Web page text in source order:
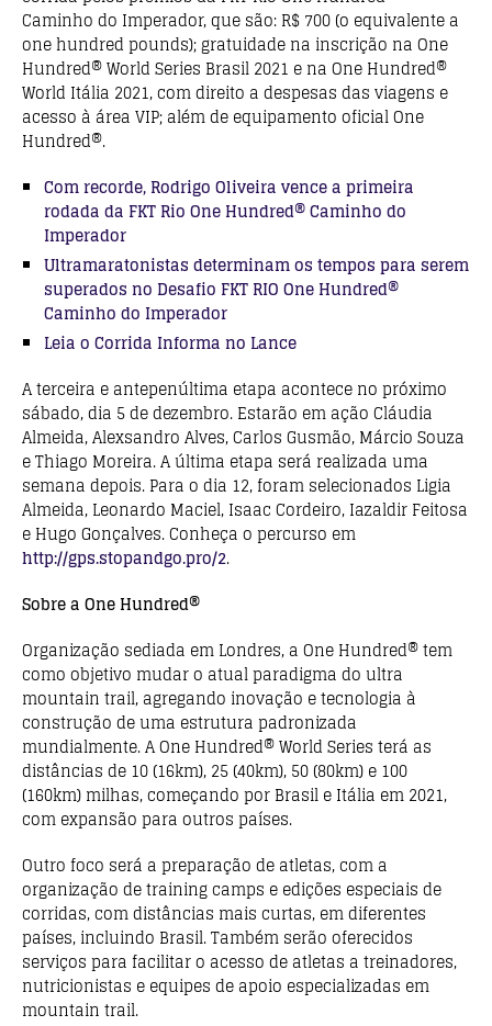
Caminho do Imperador, que são: R$ 700 (o equivalente a
one hundred pounds); gratuidade na inscrição na One
Hundred® World Series Brasil 2021 e na One Hundred®
World Itália 2021, com direito a despesas das viagens e
acesso à área VIP; além de equipamento oficial One
Hundred®.
Com recorde, Rodrigo Oliveira vence a primeira
rodada da FKT Rio One Hundred® Caminho do
Imperador
Ultramaratonistas determinam os tempos para serem
superados no Desafio FKT RIO One Hundred®
Caminho do Imperador
Leia o Corrida Informa no Lance
A terceira e antepenúltima etapa acontece no próximo
sábado, dia 5 de dezembro. Estarão em ação Cláudia
Almeida, Alexsandro Alves, Carlos Gusmão, Márcio Souza
e Thiago Moreira. A última etapa será realizada uma
semana depois. Para o dia 12, foram selecionados Ligia
Almeida, Leonardo Maciel, Isaac Cordeiro, Iazaldir Feitosa
e Hugo Gonçalves. Conheça o percurso em
http://gps.stopandgo.pro/2.
Sobre a One Hundred®
Organização sediada em Londres, a One Hundred® tem
como objetivo mudar o atual paradigma do ultra
mountain trail, agregando inovação e tecnologia à
construção de uma estrutura padronizada
mundialmente. A One Hundred® World Series terá as
distâncias de 10 (16km), 25 (40km), 50 (80km) e 100
(160km) milhas, começando por Brasil e Itália em 2021,
com expansão para outros países.
Outro foco será a preparação de atletas, com a
organização de training camps e edições especiais de
corridas, com distâncias mais curtas, em diferentes
países, incluindo Brasil. Também serão oferecidos
serviços para facilitar o acesso de atletas a treinadores,
nutricionistas e equipes de apoio especializadas em
mountain trail.